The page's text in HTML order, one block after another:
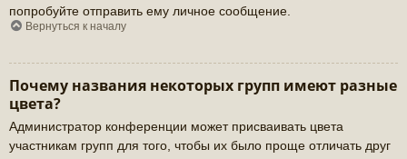
попробуйте отправить ему личное сообщение.
Вернуться к началу
Почему названия некоторых групп имеют разные
цвета?
Администратор конференции может присваивать цвета
участникам групп для того, чтобы их было проще отличать друг